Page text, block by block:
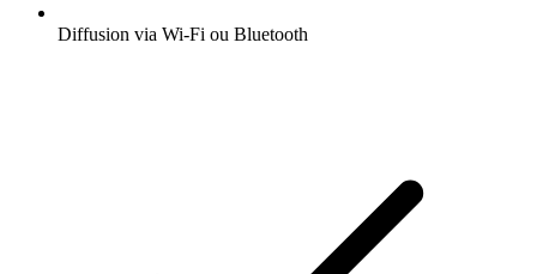
Diffusion via Wi-Fi ou Bluetooth